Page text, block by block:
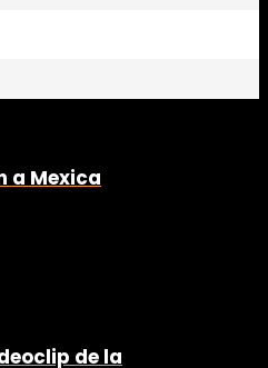
a Mexica
de la